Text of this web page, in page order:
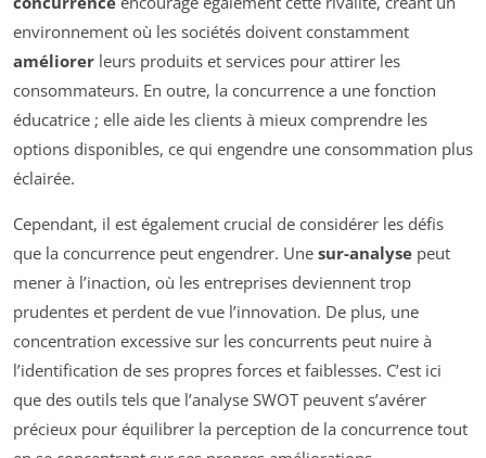
environnement où les sociétés doivent constamment
améliorer leurs produits et services pour attirer les
consommateurs. En outre, la concurrence a une fonction
éducatrice ; elle aide les clients à mieux comprendre les
options disponibles, ce qui engendre une consommation plus
éclairée.
Cependant, il est également crucial de considérer les défis
que la concurrence peut engendrer. Une sur-analyse peut
mener à l’inaction, où les entreprises deviennent trop
prudentes et perdent de vue l’innovation. De plus, une
concentration excessive sur les concurrents peut nuire à
l’identification de ses propres forces et faiblesses. C’est ici
que des outils tels que l’analyse SWOT peuvent s’avérer
précieux pour équilibrer la perception de la concurrence tout